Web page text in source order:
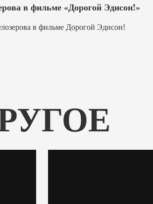
в фильме «Дорогой Эдисон!»